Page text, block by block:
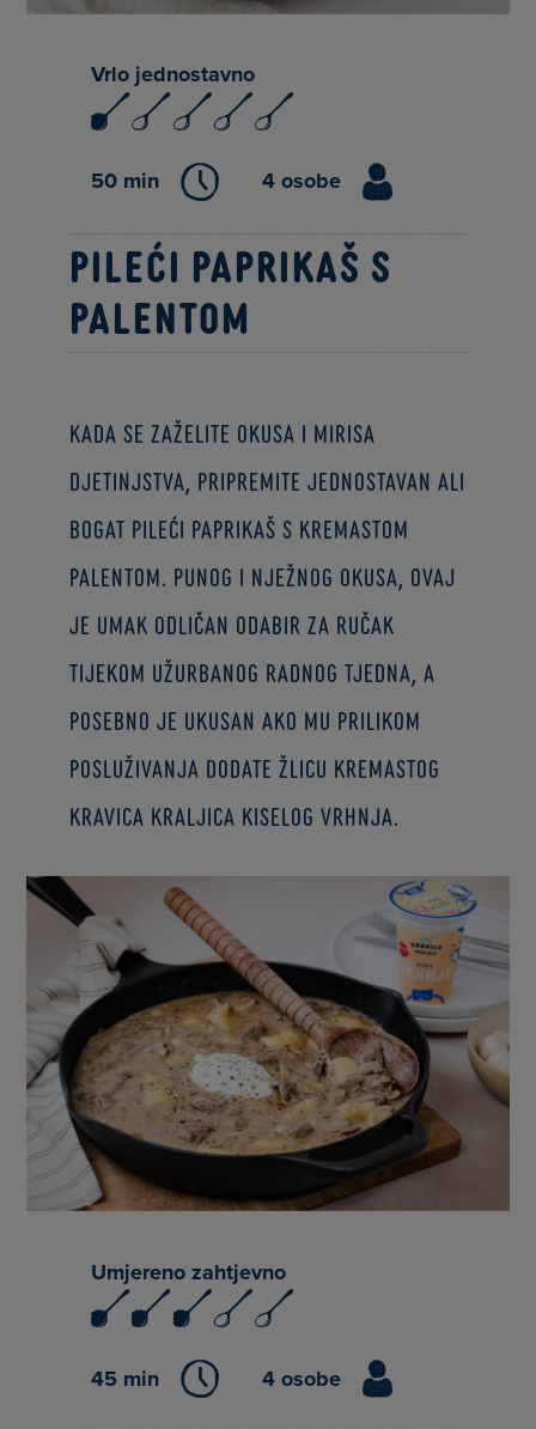
Vrlo jednostavno
50 min 4 osobe
Pileći paprikaš s
palentom
Kada se zaželite okusa i mirisa
djetinjstva, pripremite jednostavan ali
bogat pileći paprikaš s kremastom
palentom. Punog i nježnog okusa, ovaj
je umak odličan odabir za ručak
tijekom užurbanog radnog tjedna, a
posebno je ukusan ako mu prilikom
posluživanja dodate žlicu kremastog
Kravica Kraljica kiselog vrhnja.
Umjereno zahtjevno
45 min 4 osobe